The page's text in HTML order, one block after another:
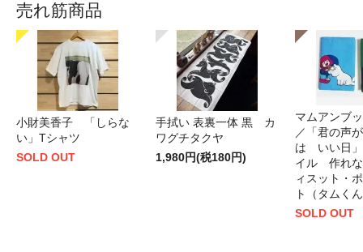
売れ筋商品
小財美香子 「しらな
い」Tシャツ
SOLD OUT
手拭い 表裏一体 黒 カ
ワグチタクヤ
1,980円(税180円)
マムアンブ
／「君の声
は いい日」
イル 作れ
ィスット・
ト（タムく
SOLD OUT